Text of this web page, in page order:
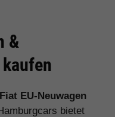
&
Fiat EU-Neuwagen
bietet